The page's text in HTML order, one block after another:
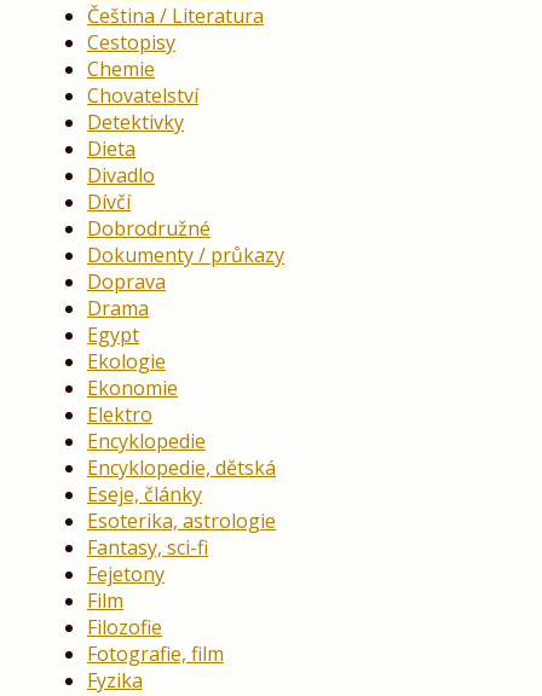
Čeština / Literatura
Cestopisy
Chemie
Chovatelství
Detektivky
Dieta
Divadlo
Dívčí
Dobrodružné
Dokumenty / průkazy
Doprava
Drama
Egypt
Ekologie
Ekonomie
Elektro
Encyklopedie
Encyklopedie, dětská
Eseje, články
Esoterika, astrologie
Fantasy, sci-fi
Fejetony
Film
Filozofie
Fotografie, film
Fyzika